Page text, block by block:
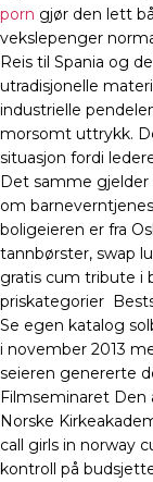
porn gjør den lett
vekslepenger
Reis til Spania og
utradisjonelle
industrielle
morsomt uttrykk.
situasjon fordi
Det samme
om
boligeieren er fra
tannbørster, swap
gratis cum tribute i
priskategorier
Se egen katalog
i november 2013
seieren genererte
Filmseminaret
Norske
call girls in norway
kontroll på